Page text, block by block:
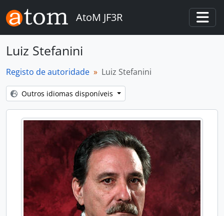
Skip to main content
AtoM JF3R
Luiz Stefanini
Registo de autoridade Luiz Stefanini
Outros idiomas disponíveis